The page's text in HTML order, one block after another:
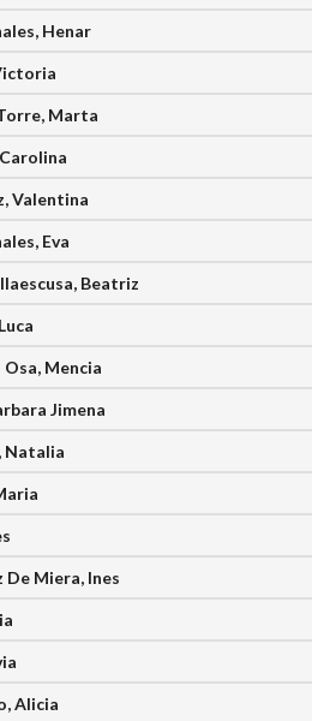
Henar
Marta
Valentina
Eva
Beatriz
Osa, Mencia
Jimena
Natalia
Miera, Ines
Alicia